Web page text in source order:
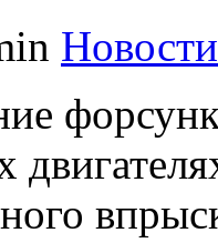
Новости